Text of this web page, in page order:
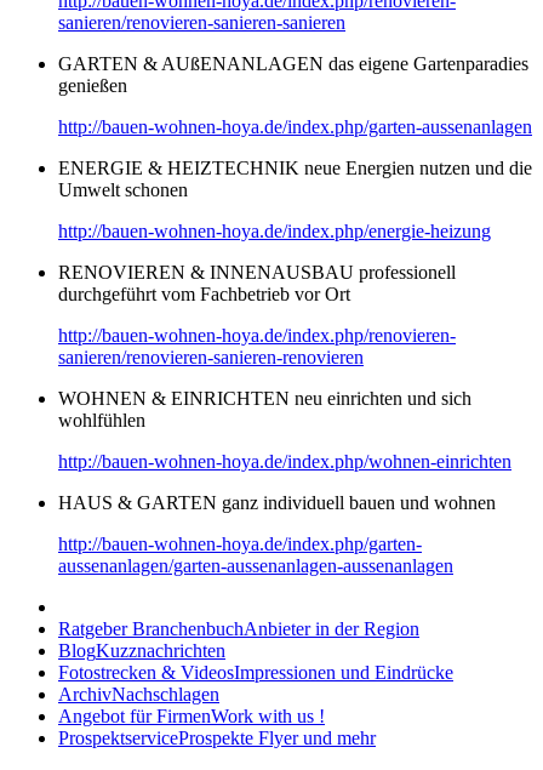
sanieren/renovieren-sanieren-sanieren
GARTEN & AUßENANLAGEN das eigene Gartenparadies
genießen
http://bauen-wohnen-hoya.de/index.php/garten-aussenanlagen
ENERGIE & HEIZTECHNIK neue Energien nutzen und die
Umwelt schonen
http://bauen-wohnen-hoya.de/index.php/energie-heizung
RENOVIEREN & INNENAUSBAU professionell
durchgeführt vom Fachbetrieb vor Ort
http://bauen-wohnen-hoya.de/index.php/renovieren-
sanieren/renovieren-sanieren-renovieren
WOHNEN & EINRICHTEN neu einrichten und sich
wohlfühlen
http://bauen-wohnen-hoya.de/index.php/wohnen-einrichten
HAUS & GARTEN ganz individuell bauen und wohnen
http://bauen-wohnen-hoya.de/index.php/garten-
aussenanlagen/garten-aussenanlagen-aussenanlagen
Ratgeber BranchenbuchAnbieter in der Region
BlogKuzznachrichten
Fotostrecken & VideosImpressionen und Eindrücke
ArchivNachschlagen
Angebot für FirmenWork with us !
ProspektserviceProspekte Flyer und mehr